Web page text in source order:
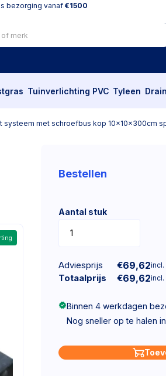
bezorging vanaf €1500
Tuinverlichting PVC Tyleen
systeem met schroefbus kop 10x10x300cm
Bestellen
Aantal stuk
Adviesprijs €69,62incl.
Totaalprijs
€69,62incl.
Binnen 4 werkdagen
Nog sneller op te halen in